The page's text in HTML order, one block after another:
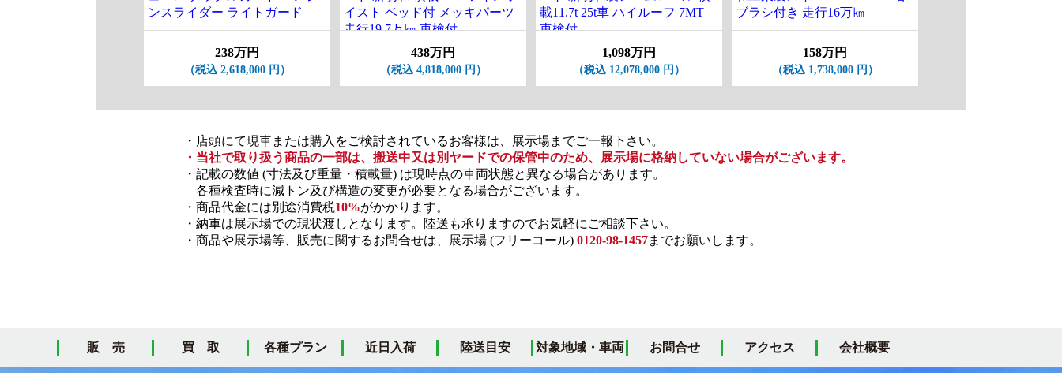
ンスライダー ライトガード
238万円
（税込 2,618,000 円）
イスト ベッド付 メッキパーツ
走行19.7万㎞ 車検付
438万円
（税込 4,818,000 円）
載11.7t 25t車 ハイルーフ 7MT
車検付
1,098万円
（税込 12,078,000 円）
ブラシ付き 走行16万㎞
158万円
（税込 1,738,000 円）
・店頭にて現車または購入をご検討されているお客様は、展示場までご一報下さい。
・当社で取り扱う商品の一部は、搬送中又は別ヤードでの保管中のため、展示場に格納していない場合がございます。
・記載の数値 (寸法及び重量・積載量) は現時点の車両状態と異なる場合があります。
各種検査時に減トン及び構造の変更が必要となる場合がございます。
・商品代金には別途消費税10%がかかります。
・納車は展示場での現状渡しとなります。陸送も承りますのでお気軽にご相談下さい。
・商品や展示場等、販売に関するお問合せは、展示場 (フリーコール) 0120-98-1457までお願いします。
販 売 買 取 各種プラン 近日入荷 陸送目安 対象地域・車両 お問合せ アクセス 会社概要